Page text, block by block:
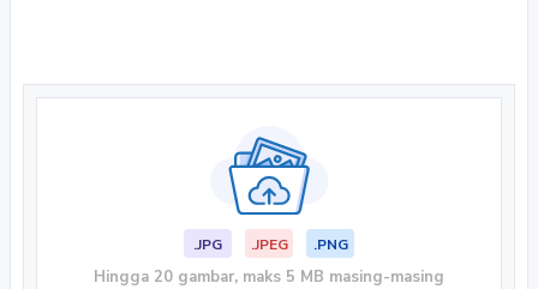
.JPG .JPEG .PNG
Hingga 20 gambar, maks 5 MB masing-masing